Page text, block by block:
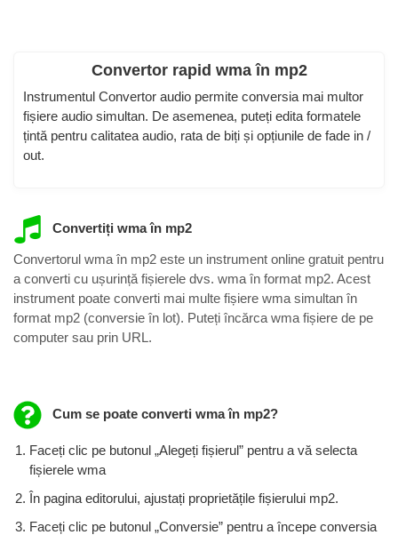
Convertor rapid wma în mp2
Instrumentul Convertor audio permite conversia mai multor
fișiere audio simultan. De asemenea, puteți edita formatele
țintă pentru calitatea audio, rata de biți și opțiunile de fade in /
out.
Convertiți wma în mp2
Convertorul wma în mp2 este un instrument online gratuit pentru
a converti cu ușurință fișierele dvs. wma în format mp2. Acest
instrument poate converti mai multe fișiere wma simultan în
format mp2 (conversie în lot). Puteți încărca wma fișiere de pe
computer sau prin URL.
Cum se poate converti wma în mp2?
Faceți clic pe butonul „Alegeți fișierul” pentru a vă selecta
fișierele wma
În pagina editorului, ajustați proprietățile fișierului mp2.
Faceți clic pe butonul „Conversie” pentru a începe conversia